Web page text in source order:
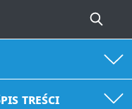
treści